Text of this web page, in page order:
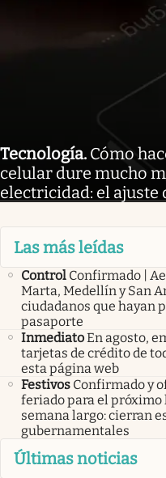
Tecnología. Cómo
celular dure mucho
electricidad: el ajuste
Las más leídas
Control Confirmado |
Marta, Medellín y San
ciudadanos que hayan
pasaporte
InmediatoEn agosto,
tarjetas de crédito de
esta página web
Festivos Confirmado y
feriado para el próximo
semana largo: cierran
gubernamentales
Últimas noticias